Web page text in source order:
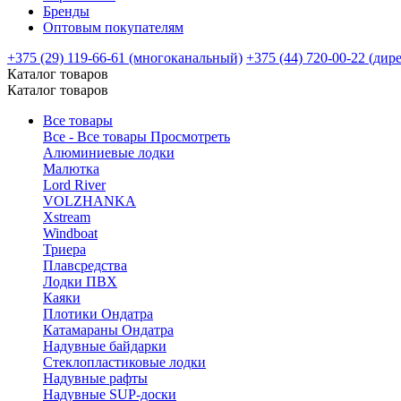
Бренды
Оптовым покупателям
+375 (29) 119-66-61 (многоканальный) +375 (44) 720-00-22
Каталог товаров
Каталог товаров
Все товары
Все - Все товары Просмотреть
Алюминиевые лодки
Малютка
Lord River
VOLZHANKA
Xstream
Windboat
Триера
Плавсредства
Лодки ПВХ
Каяки
Плотики Ондатра
Катамараны Ондатра
Надувные байдарки
Стеклопластиковые лодки
Надувные рафты
Надувные SUP-доски